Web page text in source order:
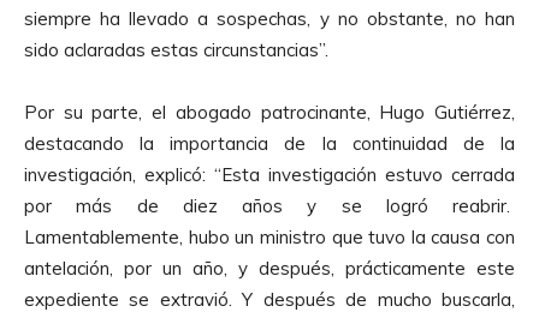
siempre ha llevado a sospechas, y no obstante, no han
sido aclaradas estas circunstancias”.
Por su parte, el abogado patrocinante, Hugo Gutiérrez,
destacando la importancia de la continuidad de la
investigación, explicó: “Esta investigación estuvo cerrada
por más de diez años y se logró reabrir.
Lamentablemente, hubo un ministro que tuvo la causa con
antelación, por un año, y después, prácticamente este
expediente se extravió. Y después de mucho buscarla,